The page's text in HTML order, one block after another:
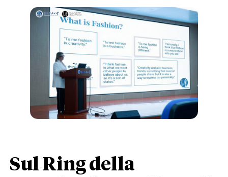
Sul Ring della